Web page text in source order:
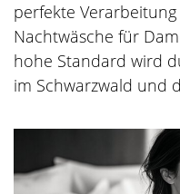
perfekte
Nachtwäsche für
hohe Standard wird
im Schwarzwald und